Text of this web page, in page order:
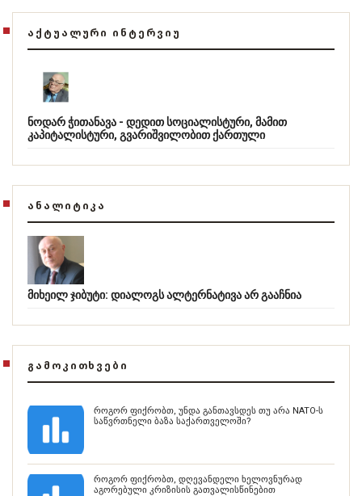
ᲐᲥᲢᲣᲐᲚᲣᲠᲘ ᲘᲜᲢᲔᲠᲕᲘᲣ
ნოდარ ჭითანავა - დედით სოციალისტური, მამით
კაპიტალისტური, გვარიშვილობით ქართული
ᲐᲜᲐᲚᲘᲢᲘᲙᲐ
მიხეილ ჯიბუტი: დიალოგს ალტერნატივა არ გააჩნია
ᲒᲐᲛᲝᲙᲘᲗᲮᲕᲔᲑᲘ
როგორ ფიქრობთ, უნდა განთავსდეს თუ არა NATO-ს
საწვრთნელი ბაზა საქართველოში?
როგორ ფიქრობთ, დღევანდელი ხელოვნურად
აგორებული კრიზისის გათვალისწინებით